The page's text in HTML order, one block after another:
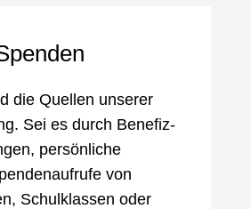
die Quellen unserer
Sei es durch Benefiz-
persönliche
von
Schulklassen oder